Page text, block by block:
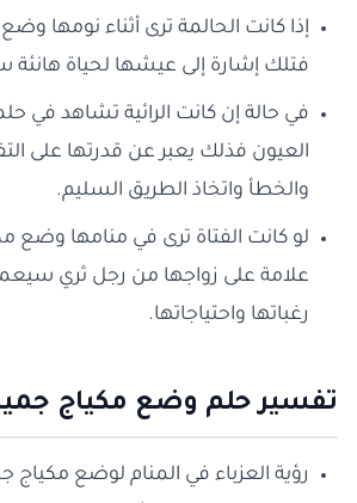
إذا كانت الحالمة ترى أثناء نومها
فتلك إشارة إلى عيشها لحياة هانئة
في حالة إن كانت الرائية تشاهد في
العيون فذلك يعبر عن قدرتها على
والخطأ واتخاذ الطريق السليم.
لو كانت الفتاة ترى في منامها وضع
علامة على زواجها من رجل ثري
رغباتها واحتياجاتها.
تفسير حلم وضع مكياج
رؤية العزباء في المنام لوضع مكياج